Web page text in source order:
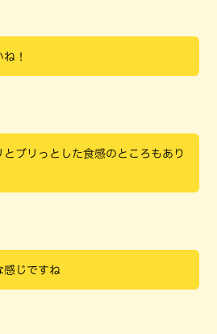
！
とブリっとした食感のところもあり
感じですね